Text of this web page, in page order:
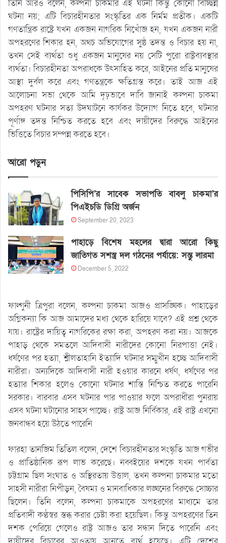
তিনি আরও বলেন, কল্পনা চাকমার এই ঘটনা কিন্তু কোনো বিচ্ছিন্ন
ঘটনা নয়; এটি বিচারহীনতার সংস্কৃতির এক নির্মম প্রতীক। একটি
গণতান্ত্রিক রাষ্ট্রে যখন একজন নাগরিক নিখোঁজ হন, যখন একজন নারী
অপহরণের শিকার হন, অথচ অভিযোগের সুষ্ঠ তদন্ত ও বিচার হয় না,
তখন সেই ব্যর্থতা শুধু একজন মানুষের নয় সেটি পুরো রাষ্ট্রব্যবস্থার
ব্যর্থতা। বিচারহীনতা অপরাধকে উৎসাহিত করে, আইনের প্রতি মানুষের
আস্থা দুর্বল করে এবং গণতন্ত্রকে ক্ষতিগ্রস্ত করে। তাই আজ এই
আলোচনা সভা থেকে আমি দৃঢ়ভাবে দাবি জানাই কল্পনা চাকমা
অপহরণ ঘটনার সত্য উদঘাটনে কার্যকর উদ্যোগ নিতে হবে, ঘটনার
পূর্ণাঙ্গ তদন্ত নিশ্চিত করতে হবে এবং দায়ীদের বিরুদ্ধে আইনের
ভিত্তিতে বিচার সম্পন্ন করতে হবে।
আরো পড়ুন
পিসিপি’র সাবেক সভাপতি বাবলু চাকমা’র
পিএইচডি ডিগ্রি অর্জন
September 20, 2023
পাহাড়ে বিশেষ মহলের দ্বারা আরো কিছু
জাতিগত সশস্ত্র দল গঠনের পর্যায়ে: সন্তু লারমা
December 5, 2022
ফাল্গুনী ত্রিপুরা বলেন, কল্পনা চাকমা আজও প্রাসঙ্ঘিক। পাহাড়ের
অগ্নিকন্যা কি আজ আমাদের মধ্য থেকে হারিয়ে যাবে? এই প্রশ্ন থেকে
যায়। রাষ্ট্রের দায়িত্ব নাগরিকের রক্ষা করা, অপহরণ করা নয়। আজকে
পাহাড় থেকে সমতলে আদিবাসী নারীদের কোনো নিরপাত্তা নেই।
ধর্ষণের পর হত্যা, শ্লীলতাহানি ইত্যাদি ঘটনার সম্মুখীন হচ্ছে আদিবাসী
নারীরা। অন্যদিকে আদিবাসী নারী হওয়ার কারনে ধর্ষণ, ধর্ষণের পর
হত্যার শিকার হলেও কোনো ঘটনার শাস্তি নিশ্চিত করতে পারেনি
সরকার। বারবার এসব ঘটনার পার পাওয়ার ফলে অপরাধীরা পুনরায়
এসব ঘটনা ঘটানোর সাহস পাচ্ছে। রাষ্ট্র আজ নির্বিকার, এই রাষ্ট্র এখনো
জনবান্ধব হয়ে উঠতে পারেনি
ফারহা তানজিম তিতিল বলেন, দেশে বিচারহীনতার সংস্কৃতি আজ গভীর
ও প্রাতিষ্ঠানিক রূপ লাভ করেছে। নব্বইয়ের দশকে যখন পার্বত্য
চট্টগ্রাম ছিল সংঘাত ও অস্থিরতায় উত্তাল, তখন কল্পনা চাকমার মতো
সাহসী নারীরা নিপীড়ন, বৈষম্য ও মানবাধিকার লঙ্ঘনের বিরুদ্ধে সোচ্চার
ছিলেন। তিনি বলেন, কল্পনা চাকমাকে অপহরণের মাধ্যমে তার
প্রতিবাদী কণ্ঠস্বর স্তব্ধ করার চেষ্টা করা হয়েছিল। কিন্তু অপহরণের তিন
দশক পেরিয়ে গেলেও রাষ্ট্র আজও তার সন্ধান দিতে পারেনি এবং